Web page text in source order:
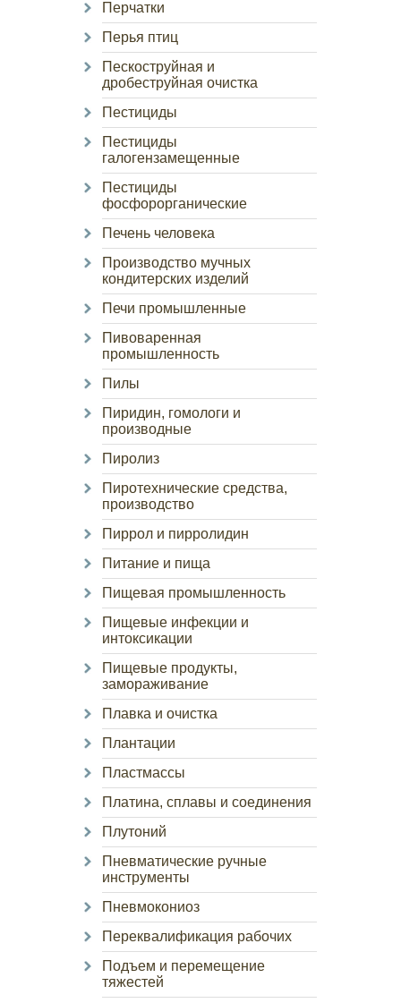
Перчатки
Перья птиц
Пескоструйная и
дробеструйная очистка
Пестициды
Пестициды
галогензамещенные
Пестициды
фосфорорганические
Печень человека
Производство мучных
кондитерских изделий
Печи промышленные
Пивоваренная
промышленность
Пилы
Пиридин, гомологи и
производные
Пиролиз
Пиротехнические средства,
производство
Пиррол и пирролидин
Питание и пища
Пищевая промышленность
Пищевые инфекции и
интоксикации
Пищевые продукты,
замораживание
Плавка и очистка
Плантации
Пластмассы
Платина, сплавы и соединения
Плутоний
Пневматические ручные
инструменты
Пневмокониоз
Переквалификация рабочих
Подъем и перемещение
тяжестей